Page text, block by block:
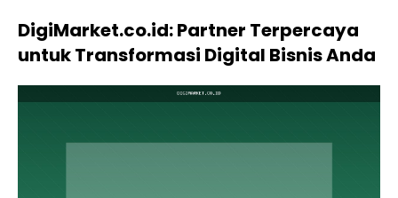
DigiMarket.co.id: Partner Terpercaya
untuk Transformasi Digital Bisnis Anda